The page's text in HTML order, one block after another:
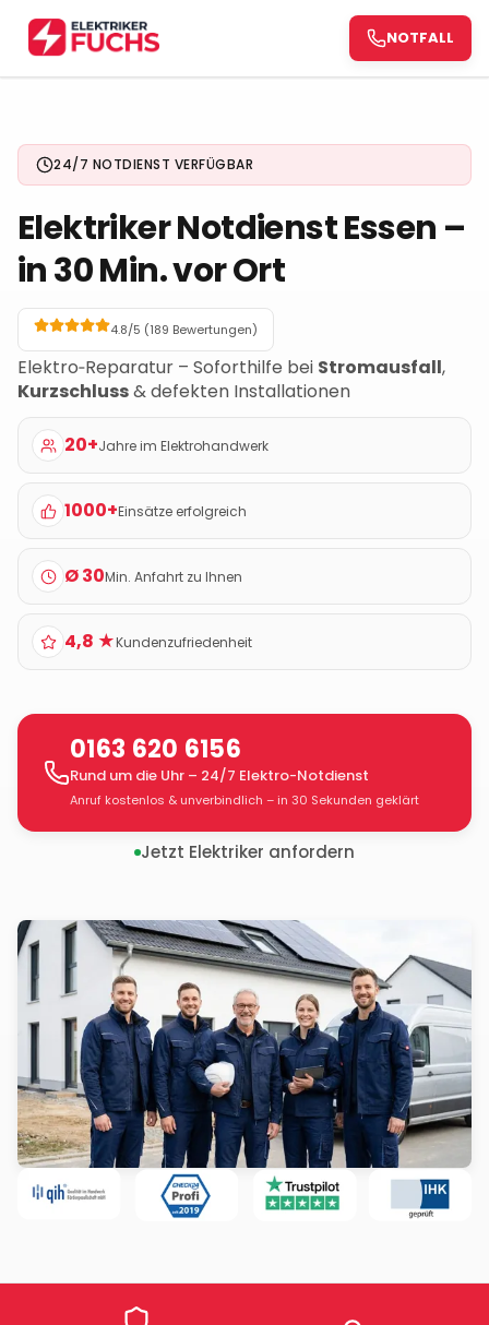
NOTFALL
NOTFALL
24/7 NOTDIENST VERFÜGBAR
Elektriker NotdienstEssen –
in 30 Min. vor Ort
4.8/5 (189 Bewertungen)
Elektro‑Reparatur – Soforthilfe bei Stromausfall,
Kurzschluss& defekten Installationen
20+Jahre im Elektrohandwerk
1000+Einsätze erfolgreich
Ø 30Min. Anfahrt zu Ihnen
4,8 ★Kundenzufriedenheit
0163 620 6156
Rund um die Uhr – 24/7 Elektro-Notdienst
Anruf kostenlos & unverbindlich – in 30 Sekunden geklärt
Jetzt Elektriker anfordern